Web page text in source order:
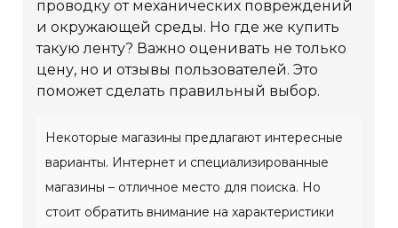
проводку от механических повреждений
и окружающей среды. Но где же купить
такую ​​ленту? Важно оценивать не только
цену, но и отзывы пользователей. Это
поможет сделать правильный выбор.
Некоторые магазины предлагают интересные
варианты. Интернет и специализированные
магазины – отличное место для поиска. Но
стоит обратить внимание на характеристики